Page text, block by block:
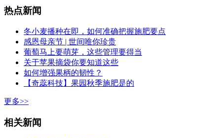
热点新闻
冬小麦播种在即，如何准确把握施肥要点
感恩母亲节 | 世间唯你珍贵
葡萄马上要萌芽，这些管理要得当
关于苹果摘袋你要知道这些
如何增强果柄的韧性？
【奇蕊科技】果园秋季施肥是的
更多>>
相关新闻